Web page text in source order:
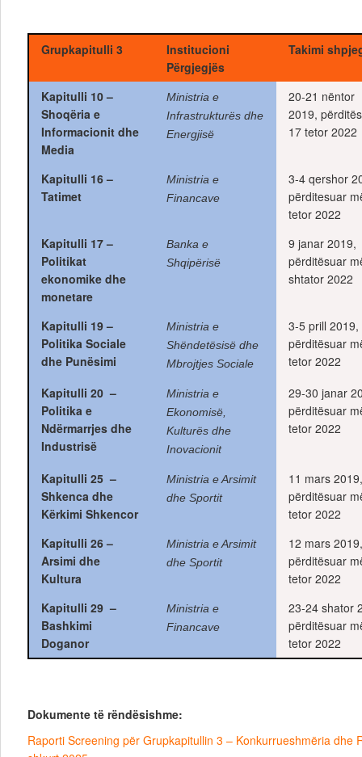
Grupkapitulli 3
Institucioni
Përgjegjës
Takimi
Kapitulli 10 –
Shoqëria e
Informacionit dhe
Media
Ministria e
Infrastrukturës dhe
Energjisë
20-21 nëntor
2019,
17 tetor 2022
Kapitulli 16 –
Tatimet
Ministria e
Financave
3-4 qershor
përditesuar
tetor 2022
Kapitulli 17 –
Politikat
ekonomike dhe
monetare
Banka e
Shqipërisë
9 janar 2019,
përditësuar
shtator 2022
Kapitulli 19 –
Politika Sociale
dhe Punësimi
Ministria e
Shëndetësisë dhe
Mbrojtjes Sociale
3-5 prill 2019,
përditësuar
tetor 2022
Kapitulli 20 –
Politika e
Ndërmarrjes dhe
Industrisë
Ministria e
Ekonomisë,
Kulturës dhe
Inovacionit
29-30 janar
përditësuar
tetor 2022
Kapitulli 25 –
Shkenca dhe
Kërkimi Shkencor
Ministria e Arsimit
dhe Sportit
11 mars
përditësuar
tetor 2022
Kapitulli 26 –
Arsimi dhe
Kultura
Ministria e Arsimit
dhe Sportit
12 mars
përditësuar
tetor 2022
Kapitulli 29 –
Bashkimi
Doganor
Ministria e
Financave
23-24 shator
përditësuar
tetor 2022
Dokumente të rëndësishme:
Raporti Screening për Grupkapitullin 3 – Konkurrueshmëria dhe